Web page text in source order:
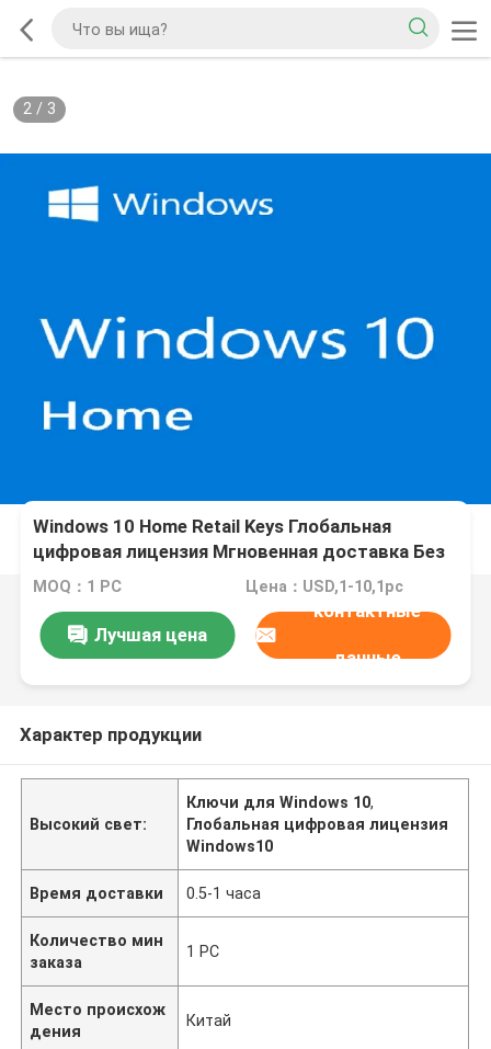
2/ 3
Windows 10 Home Retail Keys Глобальная
цифровая лицензия Мгновенная доставка Без
подписки
MOQ：1 PC Цена：USD,1-10,1pc
Лучшая цена
контактные
данные
Характер продукции
Высокий свет:
Ключи для Windows 10,
Глобальная цифровая лицензия
Windows10
Время доставки 0.5-1 часа
Количество мин
заказа
1 PC
Место происхож
дения
Китай